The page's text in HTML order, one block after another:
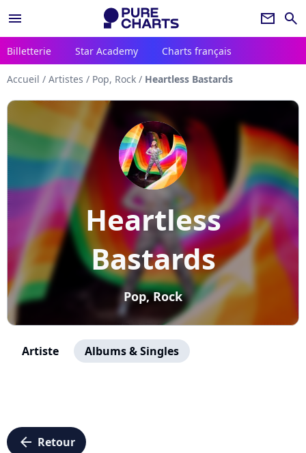
menu newsletter search
Billetterie Star Academy Charts français
Accueil / Artistes / Pop, Rock / Heartless Bastards
Heartless
Bastards
Pop, Rock
Artiste Albums & Singles
arrow_left Retour